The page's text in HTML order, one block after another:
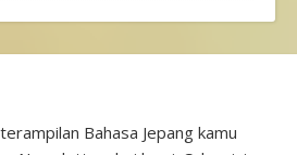
Bahasa Jepang kamu